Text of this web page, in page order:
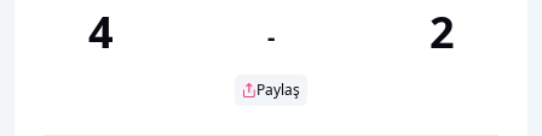
4 -
Paylaş
2